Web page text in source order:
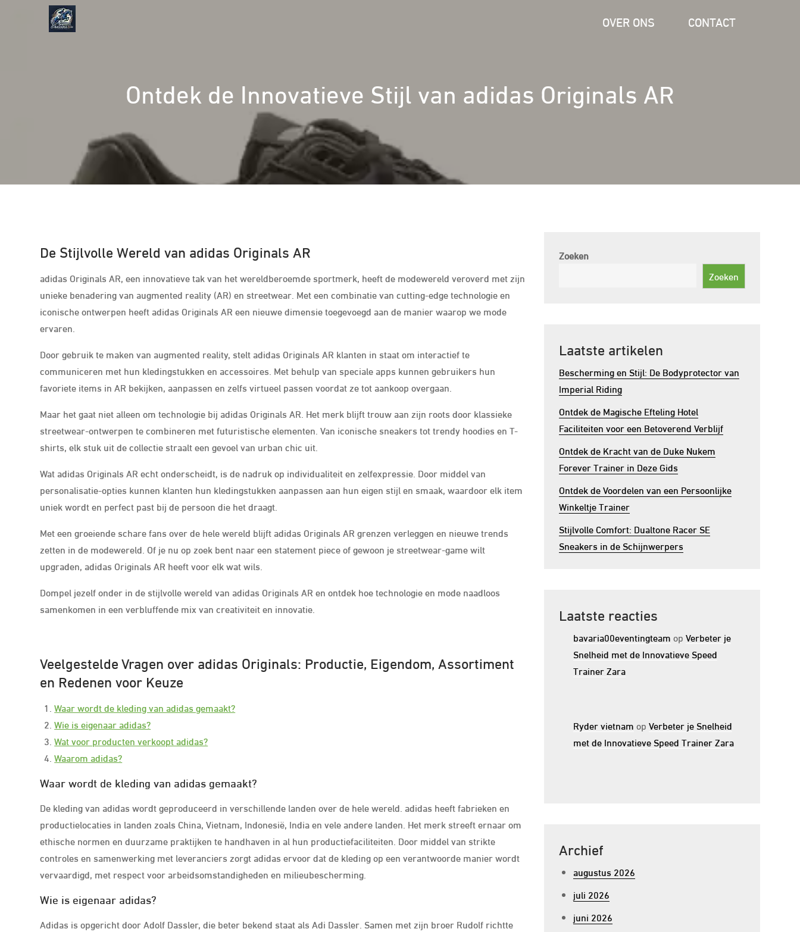
OVER ONS CONTACT
Ontdek de Innovatieve Stijl van adidas Originals AR
De Stijlvolle Wereld van adidas Originals AR
adidas Originals AR, een innovatieve tak van het wereldberoemde sportmerk, heeft de modewereld veroverd met zijn
unieke benadering van augmented reality (AR) en streetwear. Met een combinatie van cutting-edge technologie en
iconische ontwerpen heeft adidas Originals AR een nieuwe dimensie toegevoegd aan de manier waarop we mode
ervaren.
Door gebruik te maken van augmented reality, stelt adidas Originals AR klanten in staat om interactief te
communiceren met hun kledingstukken en accessoires. Met behulp van speciale apps kunnen gebruikers hun
favoriete items in AR bekijken, aanpassen en zelfs virtueel passen voordat ze tot aankoop overgaan.
Maar het gaat niet alleen om technologie bij adidas Originals AR. Het merk blijft trouw aan zijn roots door klassieke
streetwear-ontwerpen te combineren met futuristische elementen. Van iconische sneakers tot trendy hoodies en T-
shirts, elk stuk uit de collectie straalt een gevoel van urban chic uit.
Wat adidas Originals AR echt onderscheidt, is de nadruk op individualiteit en zelfexpressie. Door middel van
personalisatie-opties kunnen klanten hun kledingstukken aanpassen aan hun eigen stijl en smaak, waardoor elk item
uniek wordt en perfect past bij de persoon die het draagt.
Met een groeiende schare fans over de hele wereld blijft adidas Originals AR grenzen verleggen en nieuwe trends
zetten in de modewereld. Of je nu op zoek bent naar een statement piece of gewoon je streetwear-game wilt
upgraden, adidas Originals AR heeft voor elk wat wils.
Dompel jezelf onder in de stijlvolle wereld van adidas Originals AR en ontdek hoe technologie en mode naadloos
samenkomen in een verbluffende mix van creativiteit en innovatie.
Veelgestelde Vragen over adidas Originals: Productie, Eigendom, Assortiment
en Redenen voor Keuze
Waar wordt de kleding van adidas gemaakt?
Wie is eigenaar adidas?
Wat voor producten verkoopt adidas?
Waarom adidas?
Waar wordt de kleding van adidas gemaakt?
De kleding van adidas wordt geproduceerd in verschillende landen over de hele wereld. adidas heeft fabrieken en
productielocaties in landen zoals China, Vietnam, Indonesië, India en vele andere landen. Het merk streeft ernaar om
ethische normen en duurzame praktijken te handhaven in al hun productiefaciliteiten. Door middel van strikte
controles en samenwerking met leveranciers zorgt adidas ervoor dat de kleding op een verantwoorde manier wordt
vervaardigd, met respect voor arbeidsomstandigheden en milieubescherming.
Wie is eigenaar adidas?
Adidas is opgericht door Adolf Dassler, die beter bekend staat als Adi Dassler. Samen met zijn broer Rudolf richtte
Zoeken
Zoeken
Laatste artikelen
Bescherming en Stijl: De Bodyprotector van
Imperial Riding
Ontdek de Magische Efteling Hotel
Faciliteiten voor een Betoverend Verblijf
Ontdek de Kracht van de Duke Nukem
Forever Trainer in Deze Gids
Ontdek de Voordelen van een Persoonlijke
Winkeltje Trainer
Stijlvolle Comfort: Dualtone Racer SE
Sneakers in de Schijnwerpers
Laatste reacties
bavaria00eventingteam op Verbeter je
Snelheid met de Innovatieve Speed
Trainer Zara
Ryder vietnam op Verbeter je Snelheid
met de Innovatieve Speed Trainer Zara
Archief
augustus 2026
juli 2026
juni 2026